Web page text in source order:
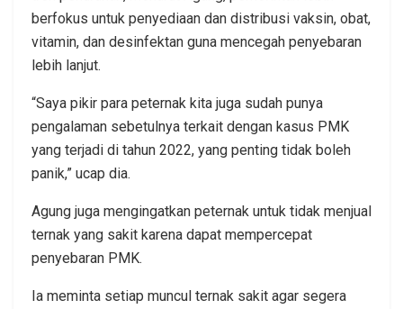
berfokus untuk penyediaan dan distribusi vaksin, obat,
vitamin, dan desinfektan guna mencegah penyebaran
lebih lanjut.
“Saya pikir para peternak kita juga sudah punya
pengalaman sebetulnya terkait dengan kasus PMK
yang terjadi di tahun 2022, yang penting tidak boleh
panik,” ucap dia.
Agung juga mengingatkan peternak untuk tidak menjual
ternak yang sakit karena dapat mempercepat
penyebaran PMK.
Ia meminta setiap muncul ternak sakit agar segera